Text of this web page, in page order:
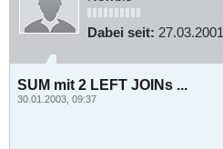
Dabei seit: 27.03.2001
SUM mit 2 LEFT JOINs ...
30.01.2003, 09:37